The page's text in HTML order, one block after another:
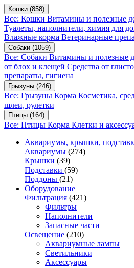
Кошки (858)
Все: Кошки Витамины и полезные
Туалеты, наполнители, химия для
Влажные корма Ветеринарные
Собаки (1059)
Все: Собаки Витамины и полезные
от блох и клещей Средства от
препараты, гигиена
Грызуны (246)
Все: Грызуны Корма Косметика,
шлеи, рулетки
Птицы (164)
Все: Птицы Корма Клетки и
Аквариумы, крышки,
Аквариумы (274)
Крышки (39)
Подставки (59)
Поддоны (21)
Оборудование
Фильтрация (421)
Фильтры
Наполнители
Запасные части
Освещение (210)
Аквариумные лампы
Светильники
Аксессуары